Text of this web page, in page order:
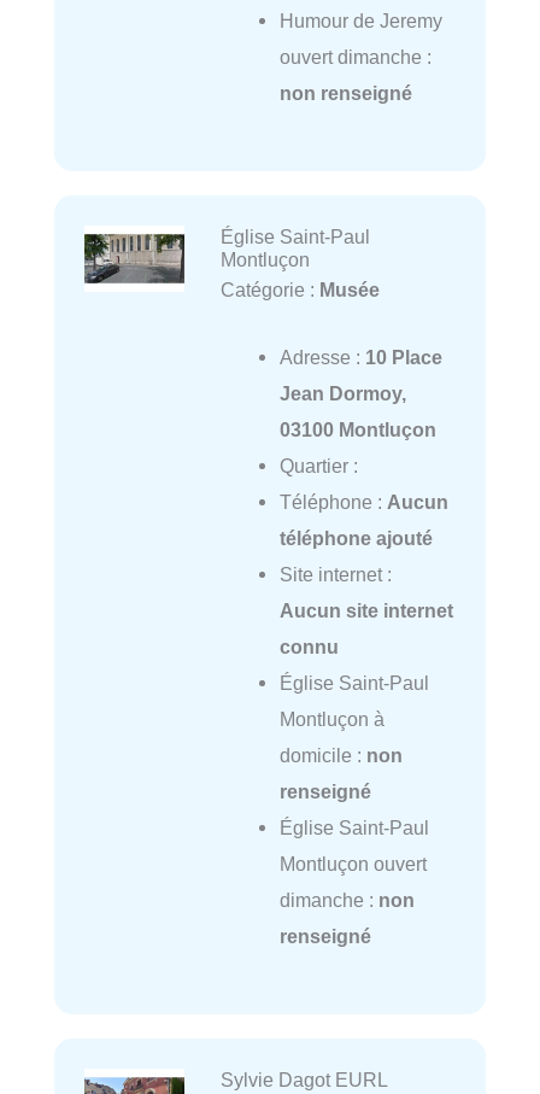
Humour de Jeremy
ouvert dimanche :
non renseigné
Église Saint-Paul
Montluçon
Catégorie : Musée
Adresse : 10 Place
Jean Dormoy,
03100 Montluçon
Quartier :
Téléphone : Aucun
téléphone ajouté
Site internet :
Aucun site internet
connu
Église Saint-Paul
Montluçon à
domicile : non
renseigné
Église Saint-Paul
Montluçon ouvert
dimanche : non
renseigné
Sylvie Dagot EURL